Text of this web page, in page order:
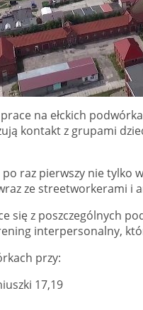
na ełckich
kontakt z grupami
raz pierwszy nie tylko
ze streetworkerami i
się z poszczególnych
interpersonalny,
przy:
17,19